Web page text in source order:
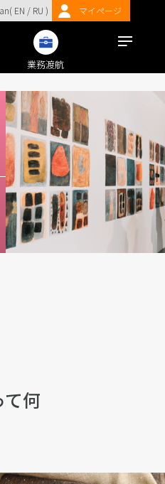
EN / RU ) マイページ
業務渡航
何